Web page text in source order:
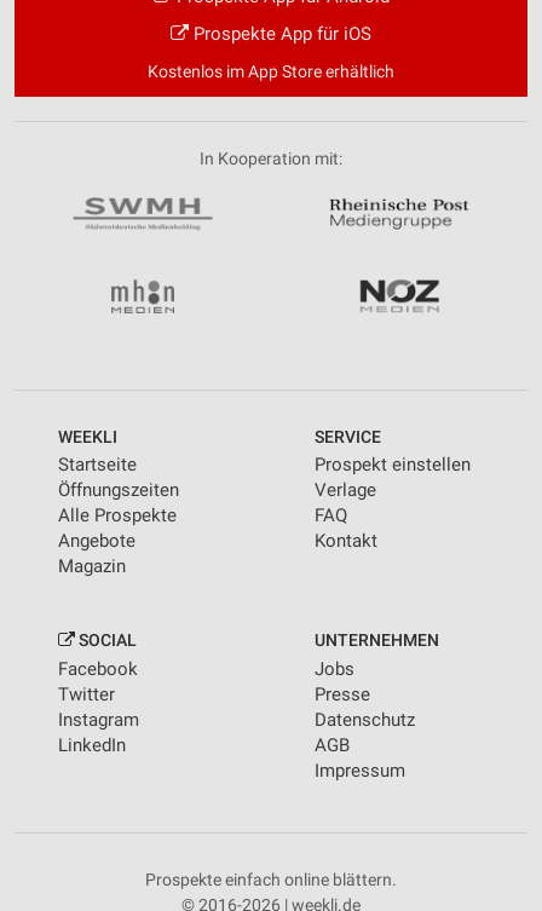
Prospekte App für iOS
Kostenlos im App Store erhältlich
In Kooperation mit:
WEEKLI
Startseite
Öffnungszeiten
Alle Prospekte
Angebote
Magazin
SERVICE
Prospekt einstellen
Verlage
FAQ
Kontakt
SOCIAL
Facebook
Twitter
Instagram
LinkedIn
UNTERNEHMEN
Jobs
Presse
Datenschutz
AGB
Impressum
Prospekte einfach online blättern.
© 2016-2026 | weekli.de